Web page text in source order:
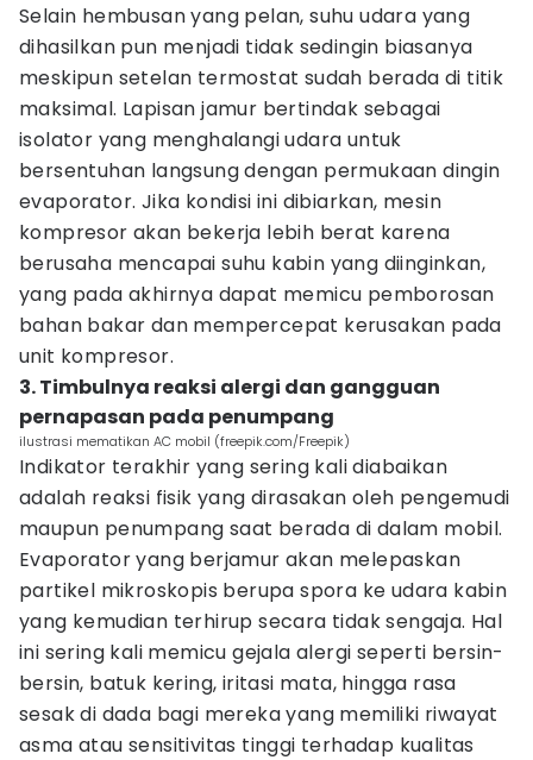
Selain hembusan yang pelan, suhu udara yang
dihasilkan pun menjadi tidak sedingin biasanya
meskipun setelan termostat sudah berada di titik
maksimal. Lapisan jamur bertindak sebagai
isolator yang menghalangi udara untuk
bersentuhan langsung dengan permukaan dingin
evaporator. Jika kondisi ini dibiarkan, mesin
kompresor akan bekerja lebih berat karena
berusaha mencapai suhu kabin yang diinginkan,
yang pada akhirnya dapat memicu pemborosan
bahan bakar dan mempercepat kerusakan pada
unit kompresor.
3. Timbulnya reaksi alergi dan gangguan
pernapasan pada penumpang
ilustrasi mematikan AC mobil (freepik.com/Freepik)
Indikator terakhir yang sering kali diabaikan
adalah reaksi fisik yang dirasakan oleh pengemudi
maupun penumpang saat berada di dalam mobil.
Evaporator yang berjamur akan melepaskan
partikel mikroskopis berupa spora ke udara kabin
yang kemudian terhirup secara tidak sengaja. Hal
ini sering kali memicu gejala alergi seperti bersin-
bersin, batuk kering, iritasi mata, hingga rasa
sesak di dada bagi mereka yang memiliki riwayat
asma atau sensitivitas tinggi terhadap kualitas